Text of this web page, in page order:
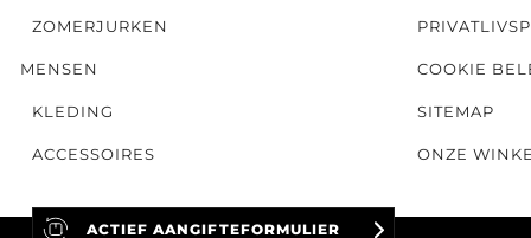
ZOMERJURKEN
MENSEN
KLEDING
ACCESSOIRES
ACTIEF AANGIFTEFORMULIER
COOKIE
SITEMAP
ONZE